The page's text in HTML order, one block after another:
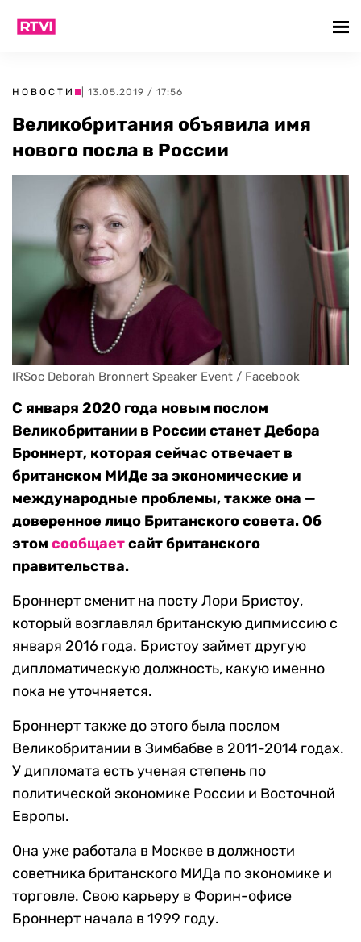
НОВОСТИ | 13.05.2019 / 17:56
Великобритания объявила имя
нового посла в России
IRSoc Deborah Bronnert Speaker Event / Facebook
С января 2020 года новым послом
Великобритании в России станет Дебора
Броннерт, которая сейчас отвечает в
британском МИДе за экономические и
международные проблемы, также она —
доверенное лицо Британского совета. Об
этом сообщаетсайт британского
правительства.
Броннерт сменит на посту Лори Бристоу,
который возглавлял британскую дипмиссию с
января 2016 года. Бристоу займет другую
дипломатическую должность, какую именно
пока не уточняется.
Броннерт также до этого была послом
Великобритании в Зимбабве в 2011-2014 годах.
У дипломата есть ученая степень по
политической экономике России и Восточной
Европы.
Она уже работала в Москве в должности
советника британского МИДа по экономике и
торговле. Свою карьеру в Форин-офисе
Броннерт начала в 1999 году.